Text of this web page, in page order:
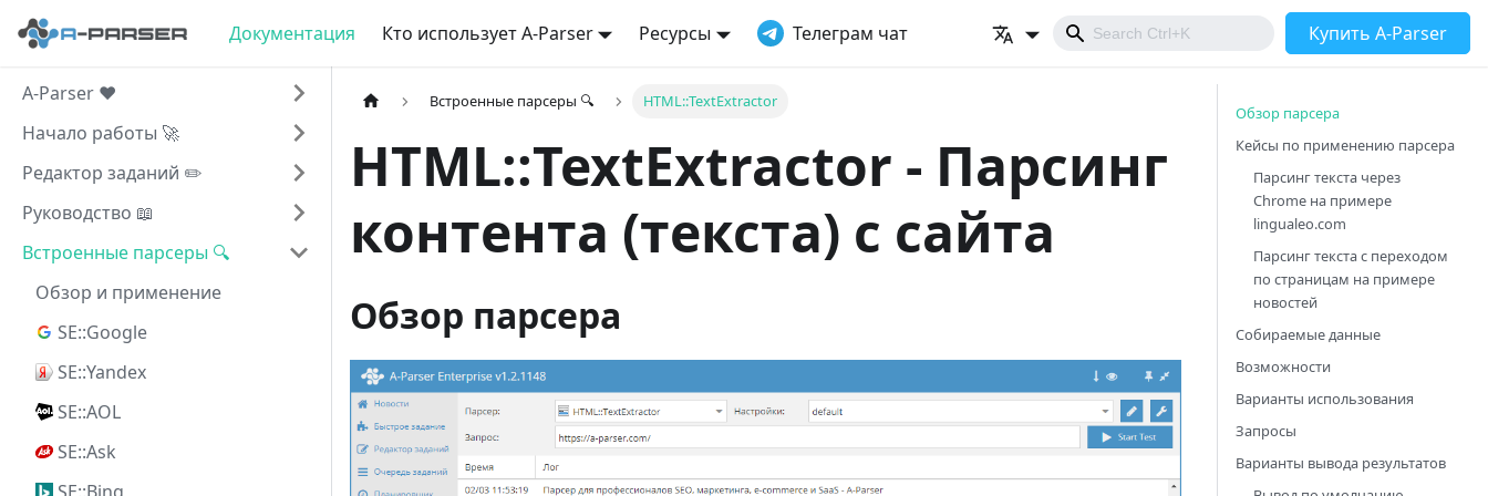
Документация Кто использует A-Parser Ресурсы Телеграм чат Купить A-Parser
A-Parser ❤️
Начало работы 🚀
Редактор заданий ✏️
Руководство 📖
Встроенные парсеры 🔍
Обзор и применение
SE::Google
SE::Yandex
SE::AOL
SE::Ask
Встроенные парсеры 🔍 HTML::TextExtractor
HTML::TextExtractor - Парсинг
контента (текста) с сайта
Обзор парсера
Обзор парсера
Кейсы по применению парсера
Парсинг текста через
Chrome на примере
lingualeo.com
Парсинг текста с переходом
по страницам на примере
новостей
Собираемые данные
Возможности
Варианты использования
Запросы
Варианты вывода результатов